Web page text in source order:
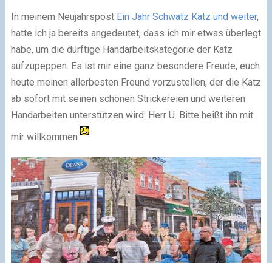
In meinem Neujahrspost Ein Jahr Schwatz Katz und weiter,
hatte ich ja bereits angedeutet, dass ich mir etwas überlegt
habe, um die dürftige Handarbeitskategorie der Katz
aufzupeppen. Es ist mir eine ganz besondere Freude, euch
heute meinen allerbesten Freund vorzustellen, der die Katz
ab sofort mit seinen schönen Strickereien und weiteren
Handarbeiten unterstützen wird: Herr U. Bitte heißt ihn mit
mir willkommen